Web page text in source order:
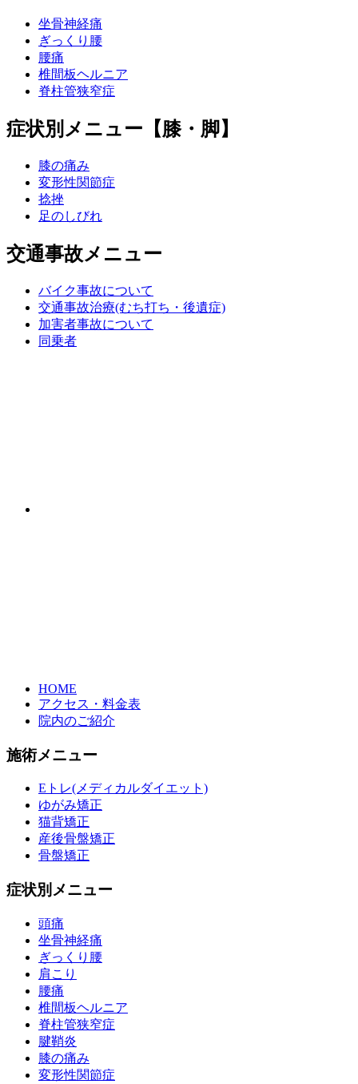
坐骨神経痛
ぎっくり腰
腰痛
椎間板ヘルニア
脊柱管狭窄症
症状別メニュー【膝・脚】
膝の痛み
変形性関節症
捻挫
足のしびれ
交通事故メニュー
バイク事故について
交通事故治療(むち打ち・後遺症)
加害者事故について
同乗者
HOME
アクセス・料金表
院内のご紹介
施術メニュー
Eトレ(メディカルダイエット)
ゆがみ矯正
猫背矯正
産後骨盤矯正
骨盤矯正
症状別メニュー
頭痛
坐骨神経痛
ぎっくり腰
肩こり
腰痛
椎間板ヘルニア
脊柱管狭窄症
腱鞘炎
膝の痛み
変形性関節症